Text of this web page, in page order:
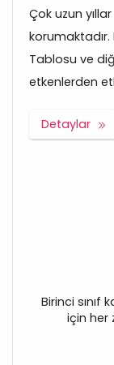
Çok uzun
korumaktadır.
Tablosu ve
etkenlerden
Detaylar
Birinci sınıf
için her